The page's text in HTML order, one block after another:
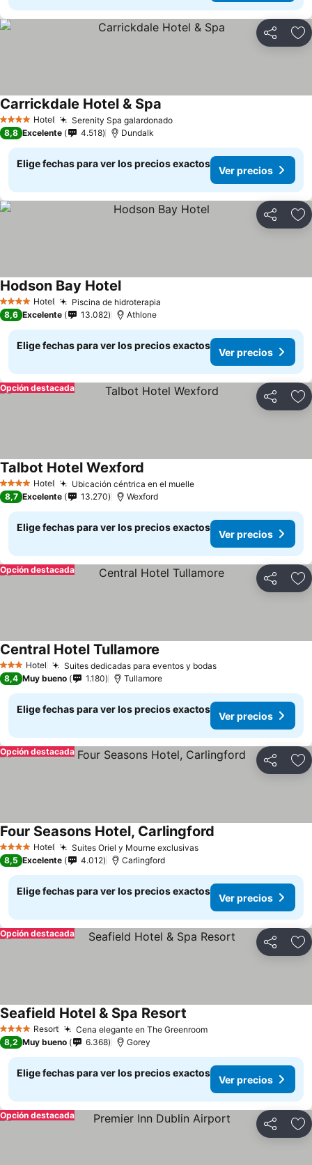
Compartir
4 EstrellasHotel Serenity Spa galardonadoVer precios
Carrickdale Hotel & Spa
8,8 Excelente 4.518 Dundalk
Elige fechas para ver los precios exactos
Ver precios
Compartir
4 EstrellasHotel Piscina de hidroterapia
Hodson Bay HotelVer precios
8,6 Excelente 13.082 Athlone
Elige fechas para ver los precios exactos
Ver precios
Compartir
Opción destacada
4 EstrellasHotel Ubicación céntrica en el muelleVer precios
Talbot Hotel Wexford
8,7 Excelente 13.270 Wexford
Elige fechas para ver los precios exactos
Ver precios
Compartir
Opción destacada
3 Estrellas
Hotel Suites dedicadas para eventos y bodasVer precios
Central Hotel Tullamore
8,4 Muy bueno 1.180 Tullamore
Elige fechas para ver los precios exactos
Ver precios
Compartir
Opción destacada
4 EstrellasHotel Suites Oriel y Mourne exclusivasVer precios
Four Seasons Hotel, Carlingford
8,5 Excelente 4.012 Carlingford
Elige fechas para ver los precios exactos
Ver precios
Compartir
Opción destacada
4 EstrellasResort Cena elegante en The GreenroomVer precios
Seafield Hotel & Spa Resort
8,2 Muy bueno 6.368 Gorey
Elige fechas para ver los precios exactos
Ver precios
Compartir
Opción destacada